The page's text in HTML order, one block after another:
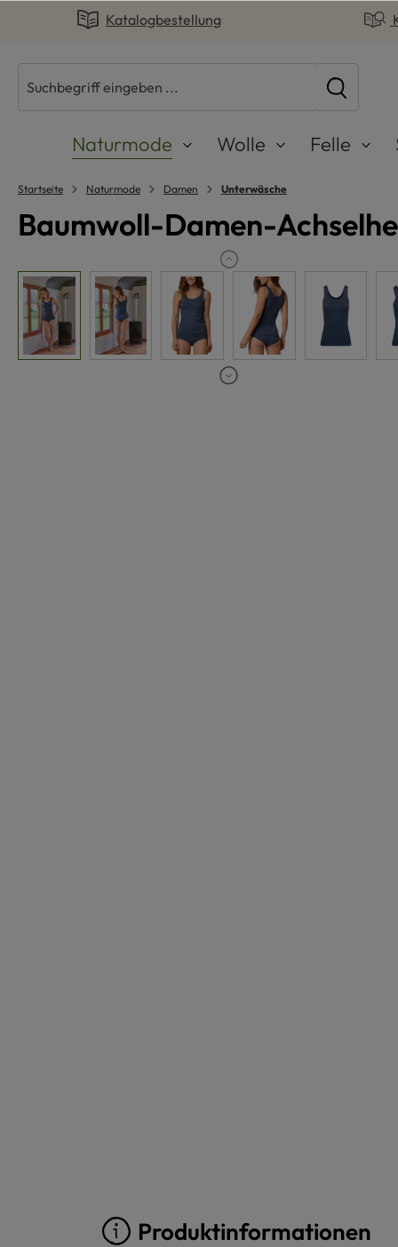
Zur Hauptnavigation springen
Katalogbestellung
Naturmode Wolle Felle
Startseite Naturmode Damen Unterwäsche
Baumwoll-Damen-
Bildergalerie überspringen
Produktinformationen